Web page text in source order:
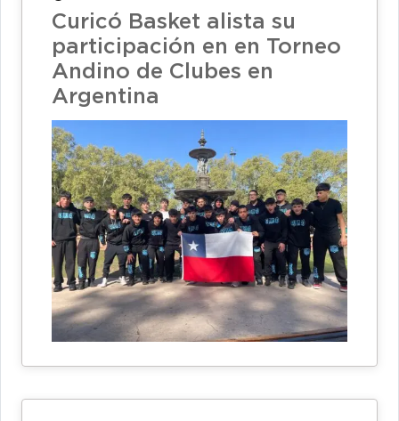
Curicó Basket alista su
participación en en Torneo
Andino de Clubes en
Argentina